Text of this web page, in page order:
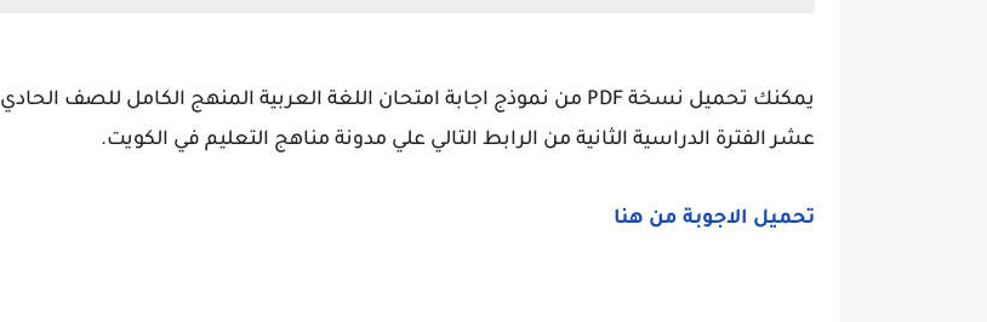
يمكنك تحميل نسخة PDF من نموذج اجابة امتحان اللغة العربية المنهج الكامل للصف الحادي
عشر الفترة الدراسية الثانية من الرابط التالي علي مدونة مناهج التعليم في الكويت.
تحميل الاجوبة من هنا